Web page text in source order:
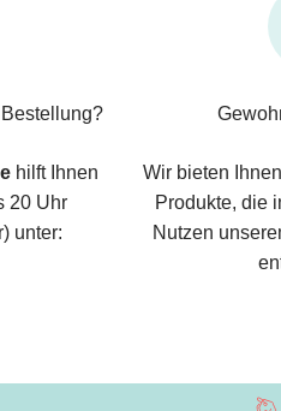
hilft Ihnen
20 Uhr
unter:
Wir bieten
Produkte, die
Nutzen